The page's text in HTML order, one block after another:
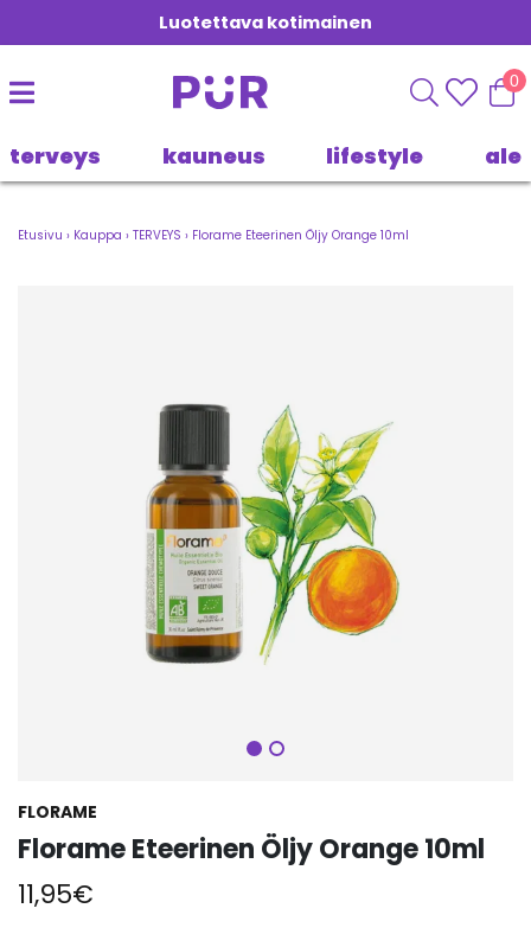
Luotettava kotimainen
0
terveys kauneus lifestyle ale
Etusivu › Kauppa › TERVEYS › Florame Eteerinen Öljy Orange 10ml
Seuraava
FLORAME
Florame Eteerinen Öljy Orange 10ml
11,95€